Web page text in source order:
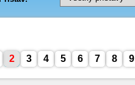
9
8
7
6
5
4
3
2